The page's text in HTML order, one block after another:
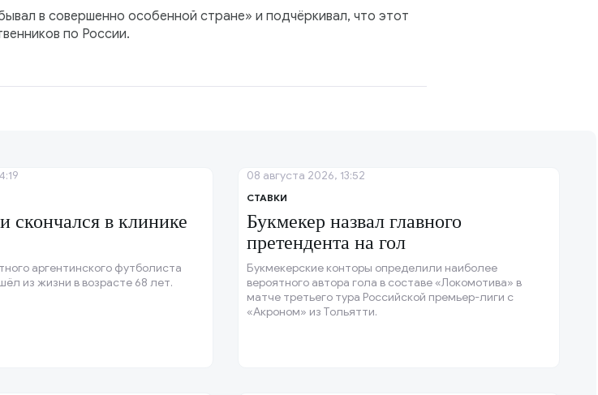
в совершенно особенной стране» и подчёркивал, что этот
по России.
скончался в клинике
аргентинского футболиста
из жизни в возрасте 68 лет.
СТАВКИ
Букмекер назвал главного
претендента на гол
Букмекерские конторы определили наиболее
вероятного автора гола в составе «Локомотива» в
матче третьего тура Российской премьер-лиги с
«Акроном» из Тольятти.
08 августа 2026, 13:52